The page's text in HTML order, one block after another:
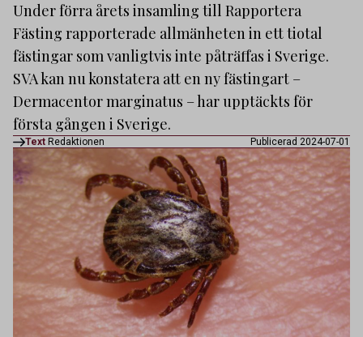
Under förra årets insamling till Rapportera
Fästing rapporterade allmänheten in ett tiotal
fästingar som vanligtvis inte påträffas i Sverige.
SVA kan nu konstatera att en ny fästingart –
Dermacentor marginatus – har upptäckts för
första gången i Sverige.
Text Redaktionen Publicerad 2024-07-01